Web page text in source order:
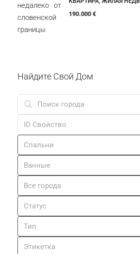
190.000 €
Найдите Свой Дом
Спальни
Ванные
Все города
Статус
Тип
Этикетка